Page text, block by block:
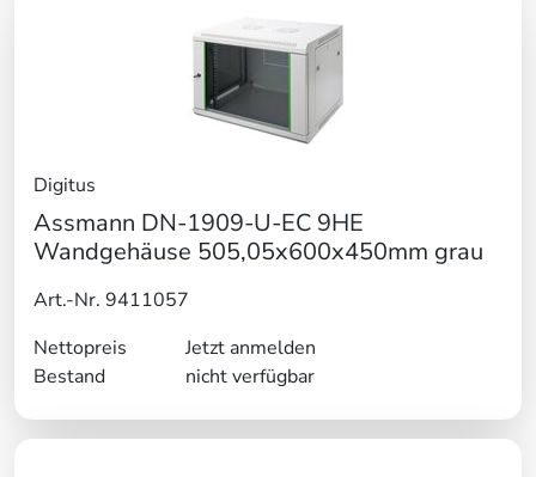
Digitus
Assmann DN-1909-U-EC 9HE
Wandgehäuse 505,05x600x450mm grau
Art.-Nr. 9411057
Nettopreis
Jetzt anmelden
Bestand
nicht verfügbar